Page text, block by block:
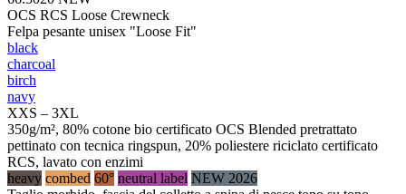
OCS RCS Loose Crewneck
Felpa pesante unisex "Loose Fit"
black
charcoal
birch
navy
XXS – 3XL
350g/m², 80% cotone bio certificato OCS Blended pretrattato
pettinato con tecnica ringspun, 20% poliestere riciclato certificato
RCS, lavato con enzimi
heavy combed 60° neutral label NEW 2026